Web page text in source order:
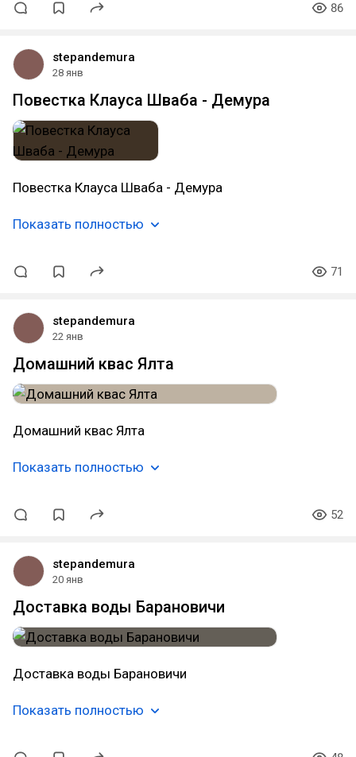
86
stepandemura
28 янв
Повестка Клауса Шваба - Демура
Повестка Клауса Шваба - Демура
Показать полностью
71
stepandemura
22 янв
Домашний квас Ялта
Домашний квас Ялта
Показать полностью
52
stepandemura
20 янв
Доставка воды Барановичи
Доставка воды Барановичи
Показать полностью